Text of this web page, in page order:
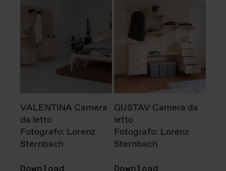
VALENTINA Camera
da letto
Fotografo: Lorenz
Sternbach
Download
GUSTAV Camera da
letto
Fotografo: Lorenz
Sternbach
Download